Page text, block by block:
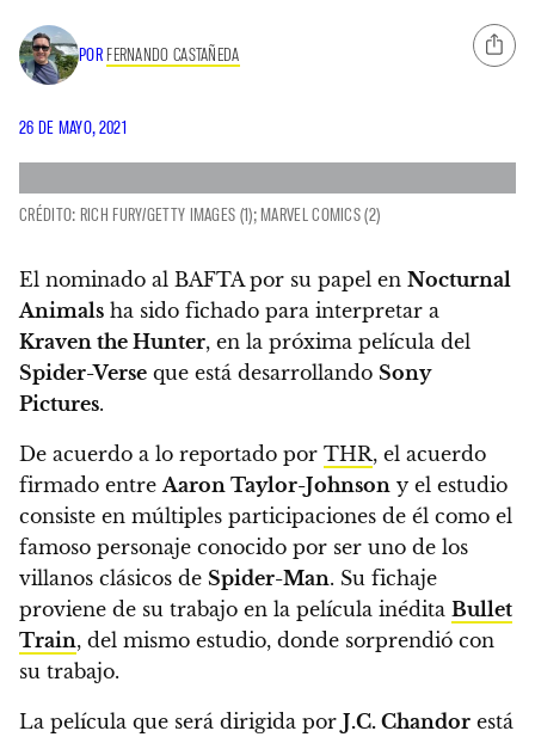
POR FERNANDO CASTAÑEDA
26 DE MAYO, 2021
CRÉDITO: RICH FURY/GETTY IMAGES (1); MARVEL COMICS (2)
El nominado al BAFTA por su papel en Nocturnal
Animals ha sido fichado para interpretar a
Kraven the Hunter, en la próxima película del
Spider-Verse que está desarrollando Sony
Pictures.
De acuerdo a lo reportado por THR, el acuerdo
firmado entreAaron Taylor-Johnson y el estudio
consiste en múltiples participaciones de él como el
famoso personaje conocido por ser uno de los
villanos clásicos de Spider-Man. Su fichaje
proviene de su trabajo en la película inédita Bullet
Train, del mismo estudio, donde sorprendió con
su trabajo.
La película que será dirigida por J.C. Chandor está